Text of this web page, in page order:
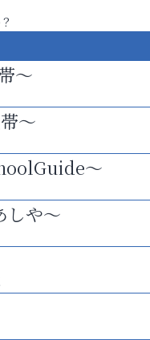
～
～
～
しや～